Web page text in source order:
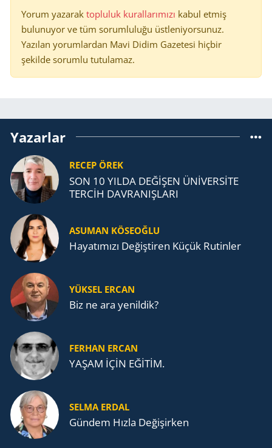
Yorum yazarak topluluk kurallarımızı kabul etmiş
bulunuyor ve tüm sorumluluğu üstleniyorsunuz.
Yazılan yorumlardan Mavi Didim Gazetesi hiçbir
şekilde sorumlu tutulamaz.
Yazarlar
RECEP ÖREK
SON 10 YILDA DEĞİŞEN ÜNİVERSİTE
TERCİH DAVRANIŞLARI
ASUMAN KÖSEOĞLU
Ha­ya­tı­mı­zı De­ğiş­ti­ren Küçük Ru­tin­ler
YÜKSEL ERCAN
Biz ne ara yenildik?
FERHAN ERCAN
YAŞAM İÇİN EĞİTİM.
SELMA ERDAL
Gündem Hızla Değişirken